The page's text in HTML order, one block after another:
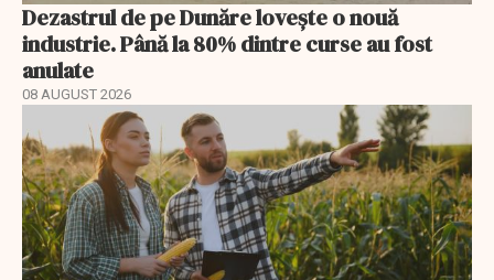
Dezastrul de pe Dunăre lovește o nouă
industrie. Până la 80% dintre curse au fost
anulate
08 AUGUST 2026